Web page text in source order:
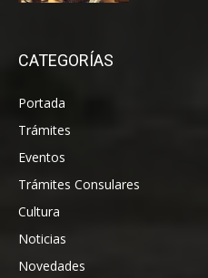
CATEGORÍAS
Portada
Trámites
Eventos
Trámites Consulares
Cultura
Noticias
Novedades